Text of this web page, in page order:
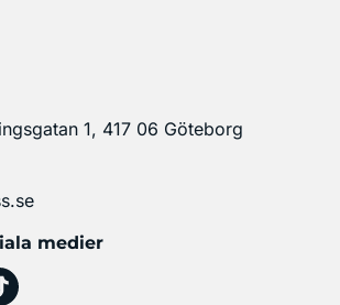
1, 417 06 Göteborg
medier